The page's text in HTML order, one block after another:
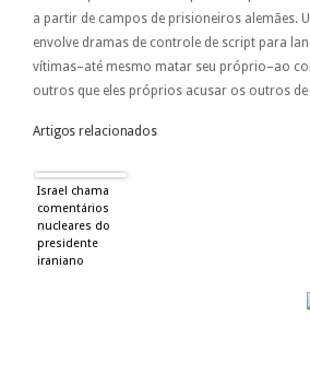
a partir de campos de prisioneiros alemães.
envolve dramas de controle de script para
vítimas–até mesmo matar seu próprio–ao
outros que eles próprios acusar os outros
Artigos relacionados
Israel chama
comentários
nucleares do
presidente
iraniano